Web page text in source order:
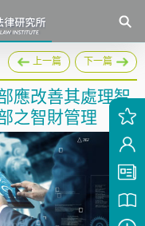
上一篇 下一篇
應改善其處理智
之智財管理